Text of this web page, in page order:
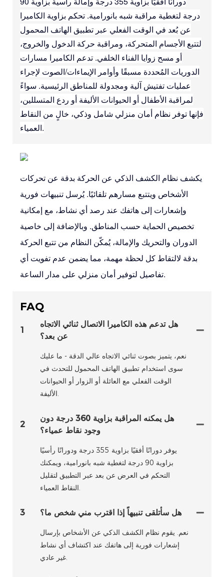
درجة لتغطية مراقبة شبه بانورامية. تحكم بزاوية الكاميرا
عن بُعد في الوقت الفعلي عبر تطبيق الهاتف المحمول
لتتبع الأجسام المتحركة، ومراقبة حركة الدخول والخروج،
أو مسح زوايا الفناء الخلفي. تدعم الكاميرا مسارات
الدوريات المُحددة مسبقًا وأوامر الإيماءات/الصوت لإجراء
عمليات تفتيش آلية ومجدولة للمناطق الرئيسية. سواءً
لمراقبة الأطفال أو الحيوانات الأليفة أو ردع المتسللين،
فإنها توفر نظام أمان منزلي شامل وذكي، خالٍ من النقاط
العمياء.
يكشف نظام الكشف الذكي عن الحركة بدقة عن تحركات
الأشخاص ويتتبع مسارهم تلقائيًا. يُرسل تنبيهات فورية
وإشعارات إلى هاتفك عند رصد أي نشاط، مع إمكانية
تخصيص الحماية حسب المناطق. وبالإضافة إلى خاصية
الدوران والتحريك والإمالة، يُمكّن النظام من تتبع الحركة
بدقة لالتقاط كل لحظة مهمة، مما يضمن عدم تفويت أي
تفاصيل لتوفير أمان منزلي على مدار الساعة.
FAQ
1
هل تدعم هذه الكاميرا الاتصال ثنائي الاتجاه
عن بعد؟
نعم، يتميز بصوت ثنائي الاتجاه عالي الدقة - ما عليك
سوى استخدام تطبيق الهاتف المحمول للتحدث في
الوقت الفعلي مع العائلة أو الزوار أو الحيوانات
الأليفة.
2
هل يمكنه المراقبة بزاوية 360 درجة دون
وجود نقاط عمياء؟
يوفر دورانًا أفقيًا بزاوية 355 درجة ودورانًا رأسيًا
بزاوية 90 درجة لتغطية شبه بانورامية، ويمكنك
التحكم في العرض عن بعد عبر التطبيق لتقليل
النقاط العمياء.
3 هل سأتلقى تنبيهاً إذا اقترب مني شخص ما؟
نعم. يقوم نظام الكشف الذكي عن الأشخاص بإرسال
إشعارات فورية إلى هاتفك عند اكتشاف أي نشاط
غير عادي.